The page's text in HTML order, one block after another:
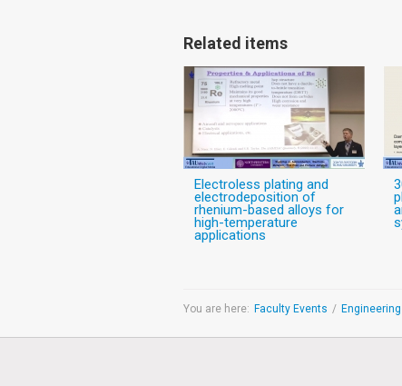
Related items
Electroless plating and
electrodeposition of
rhenium-based alloys for
high-temperature
applications
You are here: Faculty Events /